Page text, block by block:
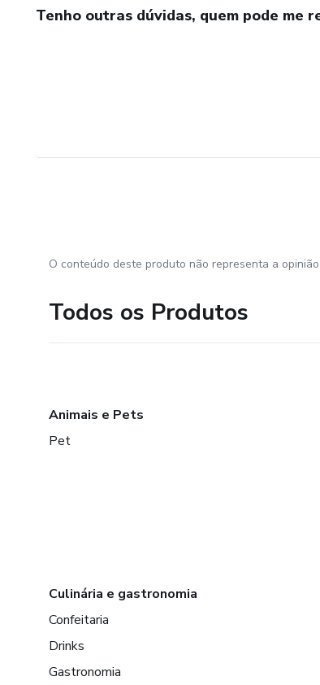
Tenho outras dúvidas, quem pode me
O conteúdo deste produto não representa a
Todos os Produtos
Animais e Pets
Pet
Culinária e gastronomia
Confeitaria
Drinks
Gastronomia